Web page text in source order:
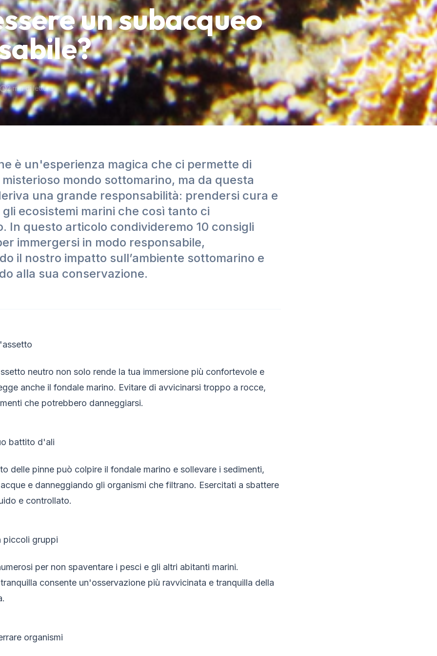
un subacqueo
2 min di lettura
è un'esperienza magica che ci permette di
mondo sottomarino, ma da questa
una grande responsabilità: prendersi cura e
ecosistemi marini che così tanto ci
In questo articolo condivideremo 10 consigli
immergersi in modo responsabile,
il nostro impatto sull’ambiente sottomarino e
alla sua conservazione.
neutro non solo rende la tua immersione più confortevole e
anche il fondale marino. Evitare di avvicinarsi troppo a rocce,
che potrebbero danneggiarsi.
battito d'ali
delle pinne può colpire il fondale marino e sollevare i sedimenti,
e danneggiando gli organismi che filtrano. Esercitati a sbattere
e controllato.
piccoli gruppi
per non spaventare i pesci e gli altri abitanti marini.
consente un'osservazione più ravvicinata e tranquilla della
organismi